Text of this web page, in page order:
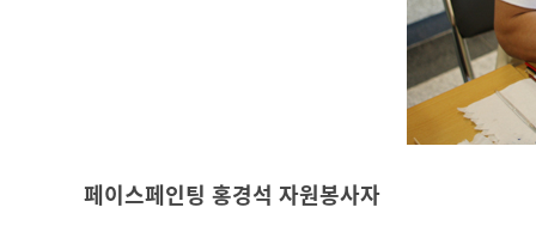
페이스페인팅 홍경석 자원봉사자